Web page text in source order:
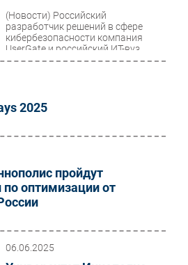
(Новости) Российский
разработчик решений в сфере
кибербезопасности компания
UserGate и российский ИТ-вуз
Университет Иннополис
2025
пройдут
оптимизации от
06.06.2025